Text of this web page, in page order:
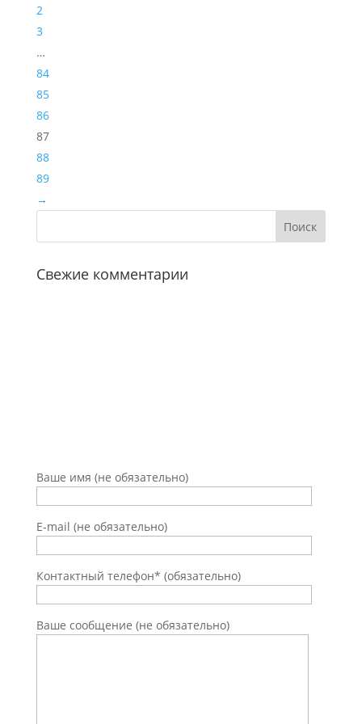
2
3
…
84
85
86
87
88
89
→
Свежие комментарии
Ваше имя (не обязательно)
E-mail (не обязательно)
Контактный телефон* (обязательно)
Ваше сообщение (не обязательно)